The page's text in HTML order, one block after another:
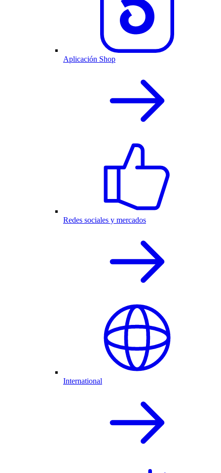
Aplicación Shop
Redes sociales y mercados
International